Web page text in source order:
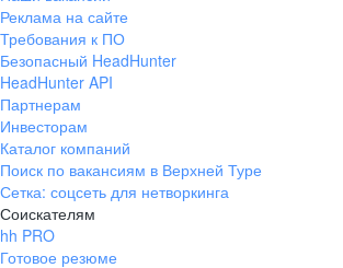
Реклама на сайте
Требования к ПО
Безопасный HeadHunter
HeadHunter API
Партнерам
Инвесторам
Каталог компаний
Поиск по вакансиям в Верхней Туре
Сетка: соцсеть для нетворкинга
Соискателям
hh PRO
Готовое резюме